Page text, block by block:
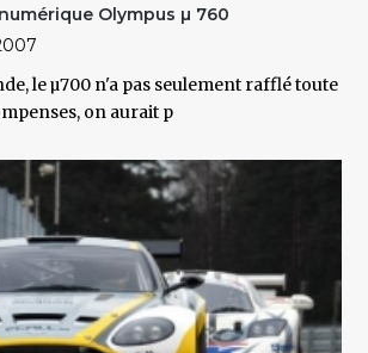
Olympus µ 760
le µ700 n'a pas seulement rafflé toute
on aurait p